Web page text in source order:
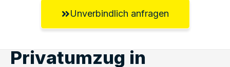
Unverbindlich anfragen
Privatumzug in